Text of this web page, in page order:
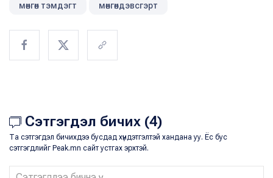
мөнгөн тэмдэгт мөнгөндэвсгэрт
Сэтгэгдэл бичих (4)
Та сэтгэгдэл бичихдээ бусдад хүндэтгэлтэй хандана уу. Ёс бус
сэтгэгдлийг Peak.mn сайт устгах эрхтэй.